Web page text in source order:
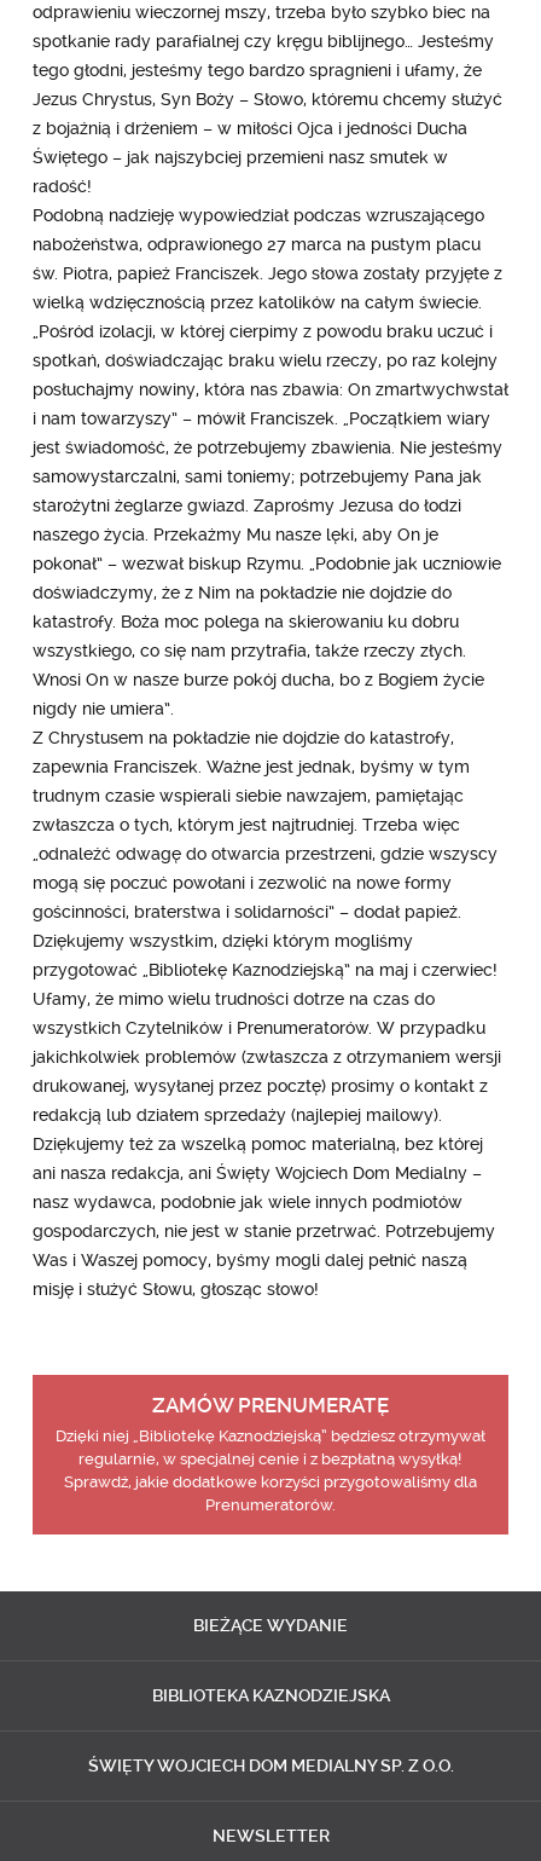
odprawieniu wieczornej mszy, trzeba było szybko biec na
spotkanie rady parafialnej czy kręgu biblijnego… Jesteśmy
tego głodni, jesteśmy tego bardzo spragnieni i ufamy, że
Jezus Chrystus, Syn Boży – Słowo, któremu chcemy służyć
z bojaźnią i drżeniem – w miłości Ojca i jedności Ducha
Świętego – jak najszybciej przemieni nasz smutek w
radość!
Podobną nadzieję wypowiedział podczas wzruszającego
nabożeństwa, odprawionego 27 marca na pustym placu
św. Piotra, papież Franciszek. Jego słowa zostały przyjęte z
wielką wdzięcznością przez katolików na całym świecie.
„Pośród izolacji, w której cierpimy z powodu braku uczuć i
spotkań, doświadczając braku wielu rzeczy, po raz kolejny
posłuchajmy nowiny, która nas zbawia: On zmartwychwstał
i nam towarzyszy” – mówił Franciszek. „Początkiem wiary
jest świadomość, że potrzebujemy zbawienia. Nie jesteśmy
samowystarczalni, sami toniemy; potrzebujemy Pana jak
starożytni żeglarze gwiazd. Zaprośmy Jezusa do łodzi
naszego życia. Przekażmy Mu nasze lęki, aby On je
pokonał” – wezwał biskup Rzymu. „Podobnie jak uczniowie
doświadczymy, że z Nim na pokładzie nie dojdzie do
katastrofy. Boża moc polega na skierowaniu ku dobru
wszystkiego, co się nam przytrafia, także rzeczy złych.
Wnosi On w nasze burze pokój ducha, bo z Bogiem życie
nigdy nie umiera”.
Z Chrystusem na pokładzie nie dojdzie do katastrofy,
zapewnia Franciszek. Ważne jest jednak, byśmy w tym
trudnym czasie wspierali siebie nawzajem, pamiętając
zwłaszcza o tych, którym jest najtrudniej. Trzeba więc
„odnaleźć odwagę do otwarcia przestrzeni, gdzie wszyscy
mogą się poczuć powołani i zezwolić na nowe formy
gościnności, braterstwa i solidarności” – dodał papież.
Dziękujemy wszystkim, dzięki którym mogliśmy
przygotować „Bibliotekę Kaznodziejską” na maj i czerwiec!
Ufamy, że mimo wielu trudności dotrze na czas do
wszystkich Czytelników i Prenumeratorów. W przypadku
jakichkolwiek problemów (zwłaszcza z otrzymaniem wersji
drukowanej, wysyłanej przez pocztę) prosimy o kontakt z
redakcją lub działem sprzedaży (najlepiej mailowy).
Dziękujemy też za wszelką pomoc materialną, bez której
ani nasza redakcja, ani Święty Wojciech Dom Medialny –
nasz wydawca, podobnie jak wiele innych podmiotów
gospodarczych, nie jest w stanie przetrwać. Potrzebujemy
Was i Waszej pomocy, byśmy mogli dalej pełnić naszą
misję i służyć Słowu, głosząc słowo!
ZAMÓW PRENUMERATĘ
Dzięki niej „Bibliotekę Kaznodziejską” będziesz otrzymywał
regularnie, w specjalnej cenie i z bezpłatną wysyłką!
Sprawdź, jakie dodatkowe korzyści przygotowaliśmy dla
Prenumeratorów.
BIEŻĄCE WYDANIE
BIBLIOTEKA KAZNODZIEJSKA
ŚWIĘTY WOJCIECH DOM MEDIALNY SP. Z O.O.
NEWSLETTER